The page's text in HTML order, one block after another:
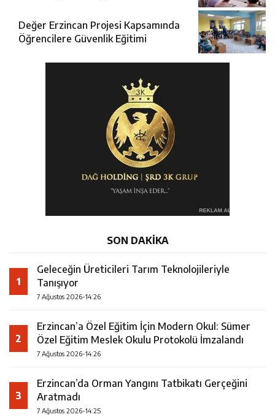
Değer Erzincan Projesi Kapsamında
Öğrencilere Güvenlik Eğitimi
SON DAKİKA
1
Geleceğin Üreticileri Tarım Teknolojileriyle
Tanışıyor
7 Ağustos 2026-14:26
2
Erzincan’a Özel Eğitim İçin Modern Okul: Sümer
Özel Eğitim Meslek Okulu Protokolü İmzalandı
7 Ağustos 2026-14:26
3
Erzincan’da Orman Yangını Tatbikatı Gerçeğini
Aratmadı
7 Ağustos 2026-14:25